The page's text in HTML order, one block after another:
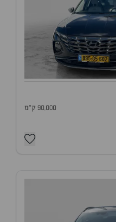
90,000 ק"מ